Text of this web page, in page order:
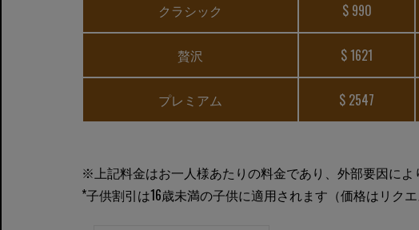
クラシック $ 990
贅沢 $ 1621
プレミアム $ 2547
※上記料金はお一人様あたりの料金であり、外部要因によ
*子供割引は16歳未満の子供に適用されます（価格はリクエ